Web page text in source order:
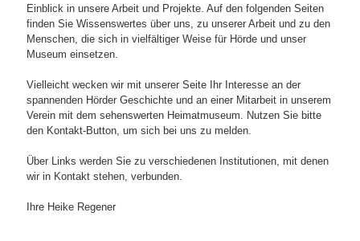
Einblick in unsere Arbeit und Projekte. Auf den folgenden Seiten
finden Sie Wissenswertes über uns, zu unserer Arbeit und zu den
Menschen, die sich in vielfältiger Weise für Hörde und unser
Museum einsetzen.
Vielleicht wecken wir mit unserer Seite Ihr Interesse an der
spannenden Hörder Geschichte und an einer Mitarbeit in unserem
Verein mit dem sehenswerten Heimatmuseum. Nutzen Sie bitte
den Kontakt-Button, um sich bei uns zu melden.
Über Links werden Sie zu verschiedenen Institutionen, mit denen
wir in Kontakt stehen, verbunden.
Ihre Heike Regener